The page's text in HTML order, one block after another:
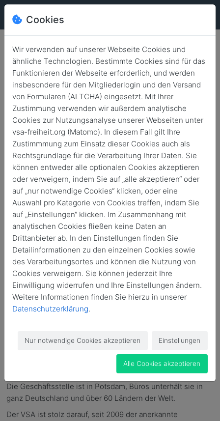
Friedrich-Naumann-Stiftung
für die Freiheit
„Wir sind eine große liberale Familie mit einer großen
Aufgabe: dem gemeinsamen Kampf für die offene
Gesellschaft, und zwar weltweit. Hierfür brauchen wir
Begeisterung und Leidenschaft. Und da setzen wir natürlich
auf unsere Stipendiaten & Altstipendiaten im VSA." (Prof.
Karl-Heinz Paqué, Vorstandsvorsitzender der FNF)
Garant für die Freiheit in
Deutschland und der Welt
Die Friedrich-Naumann-
Stiftung für die Freiheit bietet
Politischen Bildung in Deutschland und in aller Welt. Mit
Veranstaltungen und Publikationen hilft sie Menschen, sich
aktiv im politischen Geschehen einzumischen. Begabte
der Zusatz "für die Freiheit" Bestandteil
Konjunktur im Deutschland dieser Tage. Umso wichtiger ist
wahrzunehmen, die mit Freiheit einhergeht. Die FNF tut
dies seit deren Gründung am 19. Mai 1958.
Die Geschäftsstelle ist in Potsdam, Büros unterhält sie in
ganz Deutschland und über 60 Ländern der Welt.
Der VSA ist stolz darauf, seit 2009 der anerkannte
Cookies
Wir verwenden auf unserer Webseite Cookies und
ähnliche Technologien. Bestimmte Cookies sind für das
Funktionieren der Webseite erforderlich, und werden
insbesondere für den Mitgliederlogin und den Versand
von Formularen (ALTCHA) eingesetzt. Mit Ihrer
Zustimmung verwenden wir außerdem analytische
Cookies zur Nutzungsanalyse unserer Webseiten unter
vsa-freiheit.org (Matomo). In diesem Fall gilt Ihre
Zustimmmung zum Einsatz dieser Cookies auch als
Rechtsgrundlage für die Verarbeitung Ihrer Daten. Sie
können entweder alle optionalen Cookies akzeptieren
oder verweigern, indem Sie auf „alle akzeptieren“ oder
auf „nur notwendige Cookies“ klicken, oder eine
Auswahl pro Kategorie von Cookies treffen, indem Sie
auf „Einstellungen“ klicken. Im Zusammenhang mit
analytischen Cookies fließen keine Daten an
Drittanbieter ab. In den Einstellungen finden Sie
Detailinformationen zu den einzelnen Cookies sowie
des Verarbeitungsortes und können die Nutzung von
Cookies verweigern. Sie können jederzeit Ihre
Einwilligung widerrufen und Ihre Einstellungen ändern.
Weitere Informationen finden Sie hierzu in unserer
Datenschutzerklärung.
Nur notwendige Cookies akzeptieren Einstellungen
Alle Cookies akzeptieren